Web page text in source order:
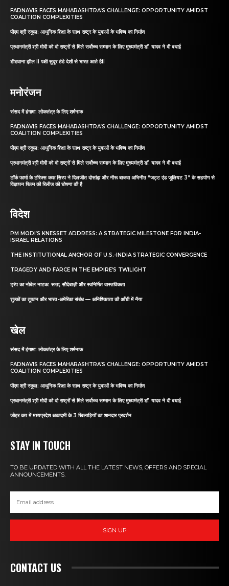
FADNAVIS FACES MAHARASHTRA’S CHALLENGE: OPPORTUNITY AMIDST
COALITION COMPLEXITIES
पीएम श्री स्कूल: आधुनिक शिक्षा के साथ राष्ट्र के युवाओं के भविष्य का निर्माण
प्रधानमंत्री श्री मोदी को दो राष्ट्रों से मिले सर्वोच्च सम्मान के लिए मुख्यमंत्री डॉ. यादव ने दी बधाई
डीडवाना झील II पक्षी सुदूर ठंडे देशों से भारत आते हैII
मनोरंजन
संसद में हंगामा: लोकतंत्र के लिए शर्मनाक
FADNAVIS FACES MAHARASHTRA’S CHALLENGE: OPPORTUNITY AMIDST
COALITION COMPLEXITIES
पीएम श्री स्कूल: आधुनिक शिक्षा के साथ राष्ट्र के युवाओं के भविष्य का निर्माण
प्रधानमंत्री श्री मोदी को दो राष्ट्रों से मिले सर्वोच्च सम्मान के लिए मुख्यमंत्री डॉ. यादव ने दी बधाई
टॉर्क फार्मा के टोरेक्स कफ सिरप ने दिलजीत दोसांझ और नीरू बाजवा अभिनीत “जट्ट एंड जूलियट 3” के सहयोग से
विज्ञापन फिल्म की रिलीज की घोषणा की है
विदेश
PM MODI’S KNESSET ADDRESS: A STRATEGIC MILESTONE FOR INDIA-
ISRAEL RELATIONS
THE INSTITUTIONAL ANCHOR OF U.S.-INDIA STRATEGIC CONVERGENCE
TRAGEDY AND FARCE IN THE EMPIRE’S TWILIGHT
ट्रंप का नोबेल नाटक: सत्ता, सौदेबाज़ी और स्वनिर्मित वास्तविकता
शुल्कों का तूफ़ान और भारत-अमेरिका संबंध — अनिश्चितता की आँधी में नैया
खेल
संसद में हंगामा: लोकतंत्र के लिए शर्मनाक
FADNAVIS FACES MAHARASHTRA’S CHALLENGE: OPPORTUNITY AMIDST
COALITION COMPLEXITIES
पीएम श्री स्कूल: आधुनिक शिक्षा के साथ राष्ट्र के युवाओं के भविष्य का निर्माण
प्रधानमंत्री श्री मोदी को दो राष्ट्रों से मिले सर्वोच्च सम्मान के लिए मुख्यमंत्री डॉ. यादव ने दी बधाई
जोहर कप में मध्यप्रदेश अकादमी के 3 खिलाड़ियों का शानदार प्रदर्शन
STAY IN TOUCH
TO BE UPDATED WITH ALL THE LATEST NEWS, OFFERS AND SPECIAL
ANNOUNCEMENTS.
SIGN UP
CONTACT US